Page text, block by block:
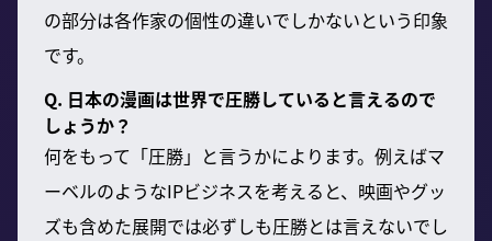
の部分は各作家の個性の違いでしかないという印象
です。
Q. 日本の漫画は世界で圧勝していると言えるので
しょうか？
何をもって「圧勝」と言うかによります。例えばマ
ーベルのようなIPビジネスを考えると、映画やグッ
ズも含めた展開では必ずしも圧勝とは言えないでし